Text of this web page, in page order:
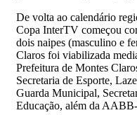
De volta ao calendário
Copa InterTV começou
dois naipes (masculino e
Claros foi viabilizada
Prefeitura de Montes
Secretaria de Esporte,
Guarda Municipal,
Educação, além da